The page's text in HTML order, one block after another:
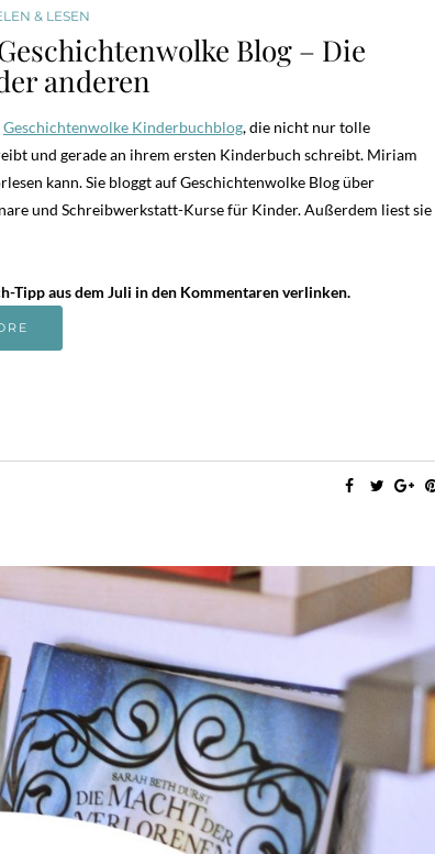
& LESEN
Blog – Die
anderen
Geschichtenwolke Kinderbuchblog, die nicht nur tolle
und gerade an ihrem ersten Kinderbuch schreibt. Miriam
kann. Sie bloggt auf Geschichtenwolke Blog über
und Schreibwerkstatt-Kurse für Kinder. Außerdem liest sie
Tipp aus dem Juli in den Kommentaren verlinken.